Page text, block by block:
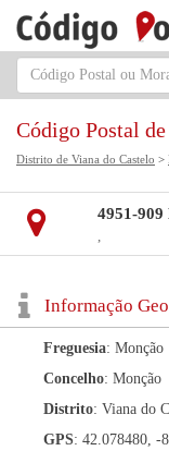
Código Postal
Distrito de Viana do Castelo >
4951-909
,
Informação
Freguesia: Monção
Concelho: Monção
Distrito: Viana do
GPS: 42.078480, -